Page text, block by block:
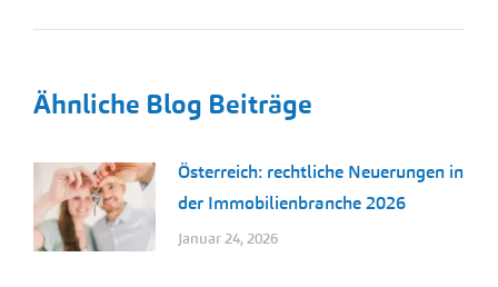
Ähnliche Blog Beiträge
Österreich: rechtliche Neuerungen in
der Immobilienbranche 2026
Januar 24, 2026